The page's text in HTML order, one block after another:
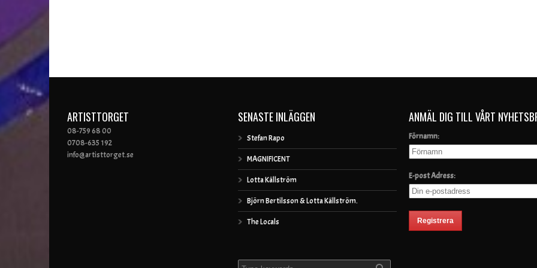
ARTISTTORGET
08-759 68 00
0708-635 192
info@artisttorget.se
SENASTE INLÄGGEN
Stefan Rapo
MAGNIFICENT
Lotta Källström
Björn Bertilsson & Lotta Källström.
The Locals
ANMÄL DIG TILL VÅRT
Förnamn:
E-post Adress: